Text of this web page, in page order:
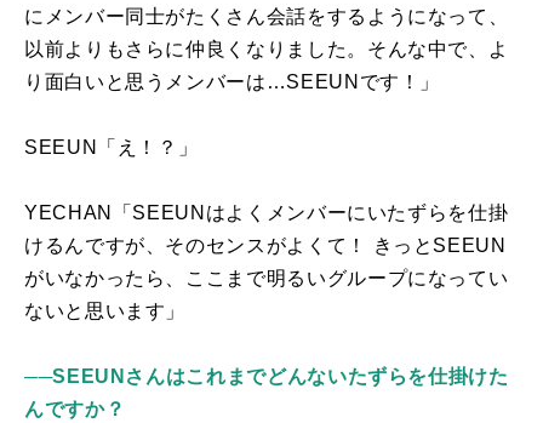
にメンバー同士がたくさん会話をするようになって、
以前よりもさらに仲良くなりました。そんな中で、よ
り面白いと思うメンバーは…SEEUN です！」
SEEUN「え！？」
YECHAN「 SEEUN はよくメンバーにいたずらを仕掛
けるんですが、そのセンスがよくて！ きっと SEEUN
がいなかったら、ここまで明るいグループになってい
ないと思います」
──SEEUNさんはこれまでどんないたずらを仕掛けた
んですか？